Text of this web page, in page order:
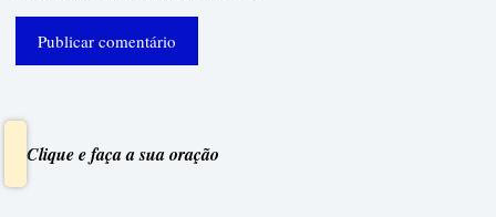
Clique e faça a sua oração